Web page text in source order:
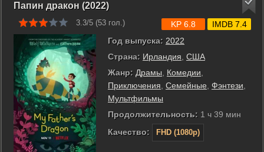
Папин дракон (2022)
3.3/5 (53 гол.)
Год выпуска: 2022
Страна: Ирландия США
Жанр: Драмы Комедии
Приключения Семейные Фэнтези
Мультфильмы
Продолжительность: 1 ч 39 мин
Качество:
FHD (1080p)
KP 6.8 IMDB 7.4